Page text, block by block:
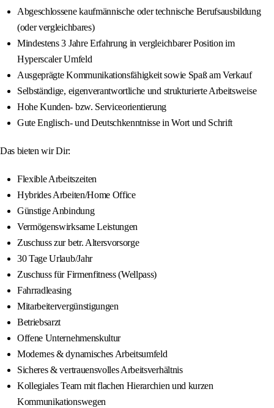
Abgeschlossene kaufmännische oder technische Berufsausbildung
(oder vergleichbares)
Mindestens 3 Jahre Erfahrung in vergleichbarer Position im
Hyperscaler Umfeld
Ausgeprägte Kommunikationsfähigkeit sowie Spaß am Verkauf
Selbständige, eigenverantwortliche und strukturierte Arbeitsweise
Hohe Kunden- bzw. Serviceorientierung
Gute Englisch- und Deutschkenntnisse in Wort und Schrift
Das bieten wir Dir:
Flexible Arbeitszeiten
Hybrides Arbeiten/Home Office
Günstige Anbindung
Vermögenswirksame Leistungen
Zuschuss zur betr. Altersvorsorge
30 Tage Urlaub/Jahr
Zuschuss für Firmenfitness (Wellpass)
Fahrradleasing
Mitarbeitervergünstigungen
Betriebsarzt
Offene Unternehmenskultur
Modernes & dynamisches Arbeitsumfeld
Sicheres & vertrauensvolles Arbeitsverhältnis
Kollegiales Team mit flachen Hierarchien und kurzen
Kommunikationswegen